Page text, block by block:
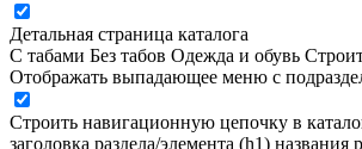
Детальная страница каталога
С табами Без табов Одежда и обувь
Отображать выпадающее меню с
Строить навигационную цепочку в
заголовка раздела/элемента (h1) названия